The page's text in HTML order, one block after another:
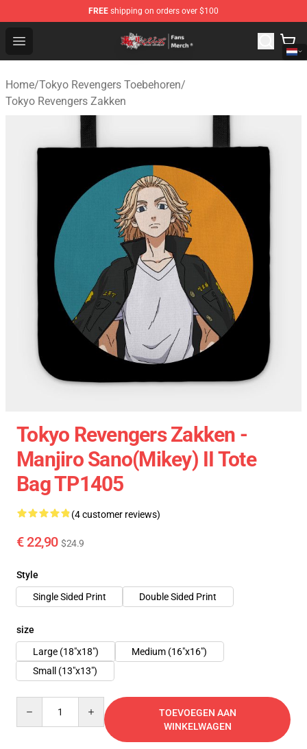
FREE shipping on orders over $100
Open menu
Tokyo Revengers Store - Official Tokyo Revengers
Home/Tokyo Revengers Toebehoren/
Tokyo Revengers Zakken
Tokyo Revengers Zakken -
Manjiro Sano(Mikey) II Tote
Bag TP1405
(4 customer reviews)
€ 22,90 $24.9
Style
Single Sided Print
Double Sided Print
size
Large (18"x18")
Medium (16"x16")
Small (13"x13")
TOEVOEGEN AAN
WINKELWAGEN